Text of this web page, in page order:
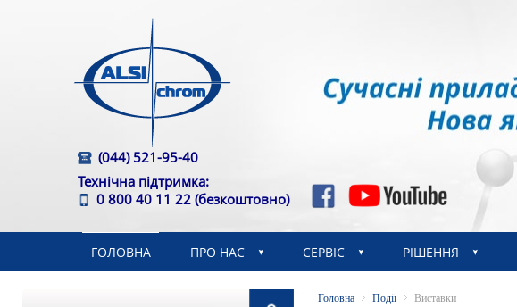
(044) 521-95-40
Технічна підтримка:
0 800 40 11 22 (безкоштовно)
ГОЛОВНА ПРО НАС СЕРВІС РІШЕННЯ
Головна Події Виставки